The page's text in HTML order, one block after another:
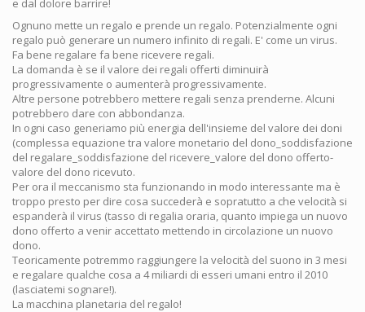
e dal dolore barrire!
Ognuno mette un regalo e prende un regalo. Potenzialmente ogni
regalo può generare un numero infinito di regali. E' come un virus.
Fa bene regalare fa bene ricevere regali.
La domanda è se il valore dei regali offerti diminuirà
progressivamente o aumenterà progressivamente.
Altre persone potrebbero mettere regali senza prenderne. Alcuni
potrebbero dare con abbondanza.
In ogni caso generiamo più energia dell'insieme del valore dei doni
(complessa equazione tra valore monetario del dono_soddisfazione
del regalare_soddisfazione del ricevere_valore del dono offerto-
valore del dono ricevuto.
Per ora il meccanismo sta funzionando in modo interessante ma è
troppo presto per dire cosa succederà e sopratutto a che velocità si
espanderà il virus (tasso di regalia oraria, quanto impiega un nuovo
dono offerto a venir accettato mettendo in circolazione un nuovo
dono.
Teoricamente potremmo raggiungere la velocità del suono in 3 mesi
e regalare qualche cosa a 4 miliardi di esseri umani entro il 2010
(lasciatemi sognare!).
La macchina planetaria del regalo!